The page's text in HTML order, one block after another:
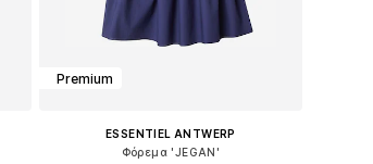
Premium
ESSENTIEL ANTWERP
Φόρεμα 'JEGAN'